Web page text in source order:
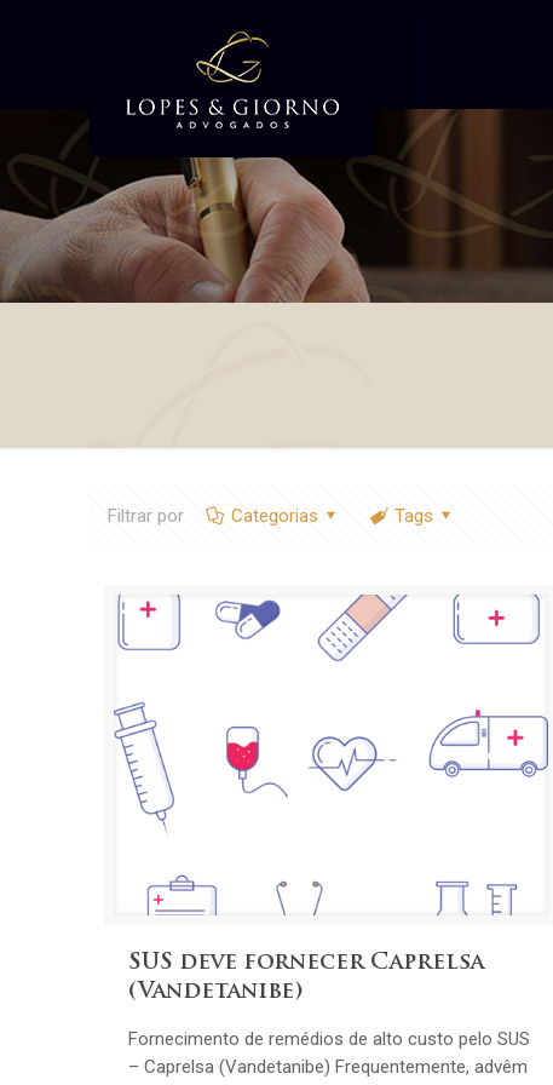
Filtrar por Categorias Tags
SUS deve fornecer Caprelsa
(Vandetanibe)
Fornecimento de remédios de alto custo pelo SUS
– Caprelsa (Vandetanibe) Frequentemente, advêm